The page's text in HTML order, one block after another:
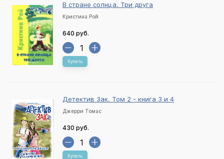
В стране солнца. Три друга
Кристина Рой
640 руб.
Купить
Детектив Зак. Том 2 - книга 3 и 4
Джерри Томас
430 руб.
Купить